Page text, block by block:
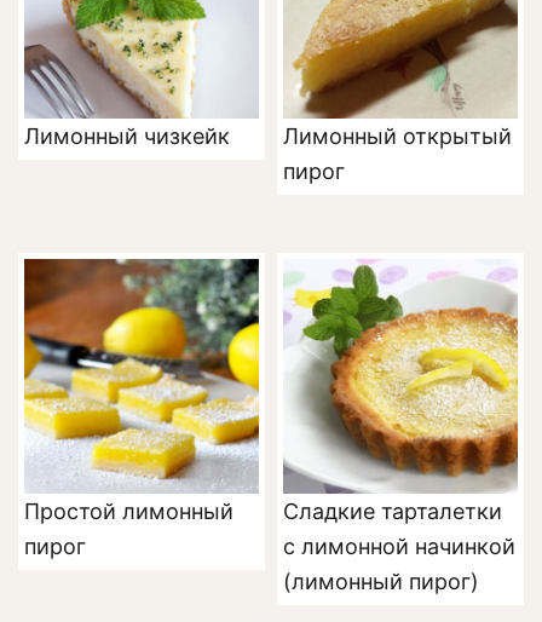
Лимонный чизкейк
Лимонный открытый
пирог
Простой лимонный
пирог
Сладкие тарталетки
с лимонной начинкой
(лимонный пирог)